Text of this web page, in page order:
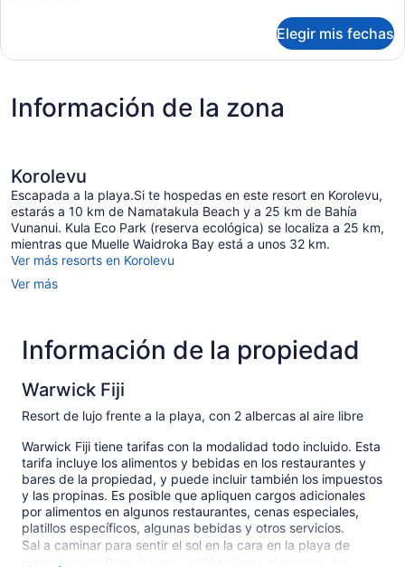
vista
Elegir mis fechas
Información de la zona
Korolevu
Escapada a la playa.Si te hospedas en este resort en Korolevu,
estarás a 10 km de Namatakula Beach y a 25 km de Bahía
Vunanui. Kula Eco Park (reserva ecológica) se localiza a 25 km,
mientras que Muelle Waidroka Bay está a unos 32 km.
Ver más resorts en Korolevu
Ver más
Información de la propiedad
Warwick Fiji
Resort de lujo frente a la playa, con 2 albercas al aire libre
Warwick Fiji tiene tarifas con la modalidad todo incluido. Esta
tarifa incluye los alimentos y bebidas en los restaurantes y
bares de la propiedad, y puede incluir también los impuestos
y las propinas. Es posible que apliquen cargos adicionales
por alimentos en algunos restaurantes, cenas especiales,
platillos específicos, algunas bebidas y otros servicios.
Sal a caminar para sentir el sol en la cara en la playa de
arena blanca. Recuéstate y relájate junto al mar con las